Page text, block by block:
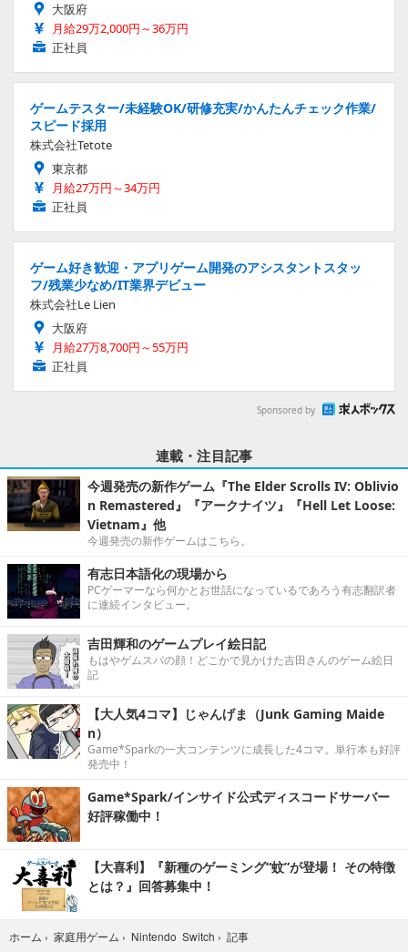
大阪府
月給29万2,000円～36万円
正社員
ゲームテスター/未経験OK/研修充実/かんたんチェック作業/
スピード採用
株式会社Tetote
東京都
月給27万円～34万円
正社員
ゲーム好き歓迎・アプリゲーム開発のアシスタントスタッ
フ/残業少なめ/IT業界デビュー
株式会社Le Lien
大阪府
月給27万8,700円～55万円
正社員
Sponsored by
連載・注目記事
今週発売の新作ゲーム『The Elder Scrolls IV: Oblivio
n Remastered』『アークナイツ』『Hell Let Loose:
Vietnam』他
今週発売の新作ゲームはこちら。
有志日本語化の現場から
PCゲーマーなら何かとお世話になっているであろう有志翻訳者
に連続インタビュー。
吉田輝和のゲームプレイ絵日記
もはやゲムスパの顔！どこかで見かけた吉田さんのゲーム絵日
記
【大人気4コマ】じゃんげま（Junk Gaming Maide
n）
Game*Sparkの一大コンテンツに成長した4コマ。単行本も好評
発売中！
Game*Spark/インサイド公式ディスコードサーバー
好評稼働中！
【大喜利】『新種のゲーミング“蚊”が登場！ その特徴
とは？』回答募集中！
ホーム › 家庭用ゲーム › Nintendo Switch › 記事